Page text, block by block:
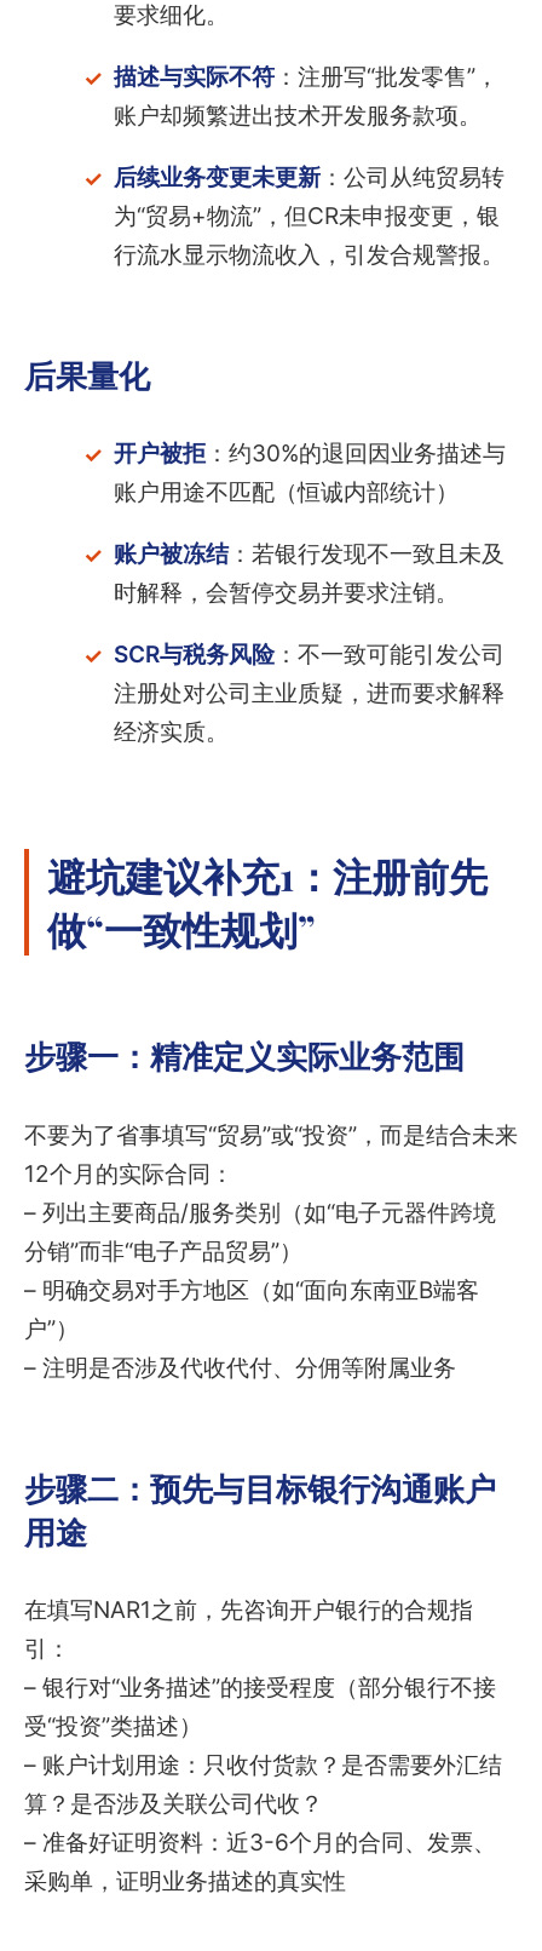
要求细化。
描述与实际不符：注册写“批发零售”，
账户却频繁进出技术开发服务款项。
后续业务变更未更新：公司从纯贸易转
为“贸易+物流”，但CR未申报变更，银
行流水显示物流收入，引发合规警报。
后果量化
开户被拒：约30%的退回因业务描述与
账户用途不匹配（恒诚内部统计）
账户被冻结：若银行发现不一致且未及
时解释，会暂停交易并要求注销。
SCR与税务风险：不一致可能引发公司
注册处对公司主业质疑，进而要求解释
经济实质。
避坑建议补充1：注册前先
做“一致性规划”
步骤一：精准定义实际业务范围
不要为了省事填写“贸易”或“投资”，而是结合未来
12个月的实际合同：
– 列出主要商品/服务类别（如“电子元器件跨境
分销”而非“电子产品贸易”）
– 明确交易对手方地区（如“面向东南亚B端客
户”）
– 注明是否涉及代收代付、分佣等附属业务
步骤二：预先与目标银行沟通账户
用途
在填写NAR1之前，先咨询开户银行的合规指
引：
– 银行对“业务描述”的接受程度（部分银行不接
受“投资”类描述）
– 账户计划用途：只收付货款？是否需要外汇结
算？是否涉及关联公司代收？
– 准备好证明资料：近3-6个月的合同、发票、
采购单，证明业务描述的真实性